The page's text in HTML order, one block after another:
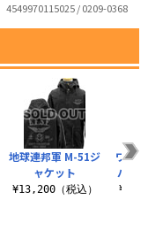
4549970115025 / 0209-0368
地球連邦軍 M-51ジ
ャケット
¥13,200（税込）
ワッ
バイ